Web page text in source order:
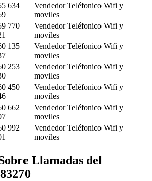
634
Vendedor Teléfonico Wifi y
moviles
770
Vendedor Teléfonico Wifi y
moviles
135
Vendedor Teléfonico Wifi y
moviles
253
Vendedor Teléfonico Wifi y
moviles
450
Vendedor Teléfonico Wifi y
moviles
662
Vendedor Teléfonico Wifi y
moviles
992
Vendedor Teléfonico Wifi y
moviles
Llamadas del